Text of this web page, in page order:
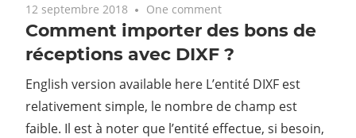
12 septembre 2018 One comment
Comment importer des bons de
réceptions avec DIXF ?
English version available here L’entité DIXF est
relativement simple, le nombre de champ est
faible. Il est à noter que l’entité effectue, si besoin,